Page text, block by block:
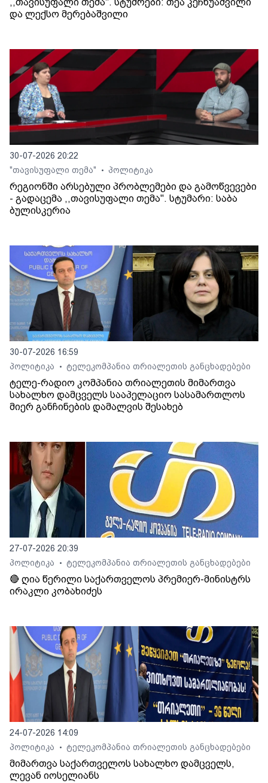
და ლექსო მერებაშვილი
30-07-2026 20:22
"თავისუფალი თემა"
• პოლიტიკა
რეგიონში არსებული პრობლემები და გამოწვევები
- გადაცემა ,,თავისუფალი თემა". სტუმარი: საბა
ბულისკერია
30-07-2026 16:59
პოლიტიკა
• ტელეკომპანია თრიალეთის განცხადებები
ტელე-რადიო კომპანია თრიალეთის მიმართვა
სახალხო დამცველს სააპელაციო სასამართლოს
მიერ განჩინების დამალვის შესახებ
27-07-2026 20:39
პოლიტიკა
• ტელეკომპანია თრიალეთის განცხადებები
🔴 ღია წერილი საქართველოს პრემიერ-მინისტრს
ირაკლი კობახიძეს
24-07-2026 14:09
პოლიტიკა
• ტელეკომპანია თრიალეთის განცხადებები
მიმართვა საქართველოს სახალხო დამცველს,
ლევან იოსელიანს